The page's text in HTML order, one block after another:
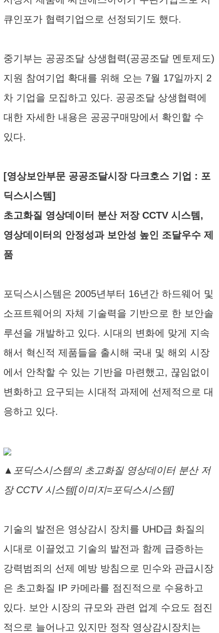
큐인포가 협력기업으로 선정되기도 했다.
중기부는 공공조달 상생협력(공공조달 멘토제도)
지원 참여기업 확대를 위해 오는 7월 17일까지 2
차 기업을 모집하고 있다. 공공조달 상생협력에
대한 자세한 내용은 공공구매망에서 확인할 수
있다.
[영상보안부문 공공조달시장 다크호스 기업 : 포
딕스시스템]
초고화질 영상데이터 분산 저장 CCTV 시스템,
영상데이터의 안정성과 보안성 높인 조달우수 제
품
포딕스시스템은 2005년부터 16년간 하드웨어 및
소프트웨어의 자체 기술력을 기반으로 한 보안솔
루션을 개발하고 있다. 시대의 변화에 맞게 지속
해서 혁신적 제품들을 출시해 국내 및 해외 시장
에서 안착할 수 있는 기반을 마련했고, 끊임없이
변화하고 요구되는 시대적 과제에 선제적으로 대
응하고 있다.
▲포딕스시스템의 초고화질 영상데이터 분산 저
장 CCTV 시스템[이미지=포딕스시스템]
기술의 발전은 영상감시 장치를 UHD급 화질의
시대로 이끌었고 기술의 발전과 함께 급증하는
강력범죄의 선제 예방 방침으로 민수와 관급시장
은 초고화질 IP 카메라를 점진적으로 수용하고
있다. 보안 시장의 규모와 관련 업계 수요도 점진
적으로 늘어나고 있지만 정작 영상감시장치는